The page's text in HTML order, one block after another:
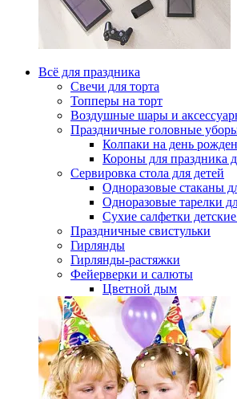
Всё для праздника
Свечи для торта
Топперы на торт
Воздушные шары и
Праздничные головные
Колпаки на день
Короны для праздника
Сервировка стола для детей
Одноразовые стаканы
Одноразовые тарелки
Сухие салфетки
Праздничные свистульки
Гирлянды
Гирлянды-растяжки
Фейерверки и салюты
Цветной дым